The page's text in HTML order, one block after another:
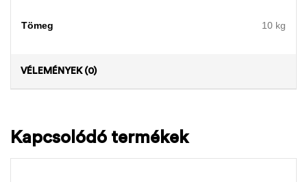
Tömeg 10 kg
VÉLEMÉNYEK (0)
Kapcsolódó termékek